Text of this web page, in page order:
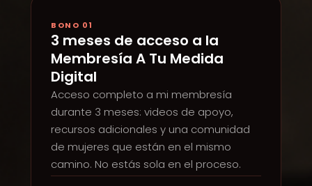
BONO 01
3 meses de acceso a la
Membresía A Tu Medida
Digital
Acceso completo a mi membresía
durante 3 meses: videos de apoyo,
recursos adicionales y una comunidad
de mujeres que están en el mismo
camino. No estás sola en el proceso.